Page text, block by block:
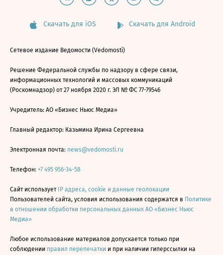
Скачать для iOS Скачать для Android
Сетевое издание Ведомости (Vedomosti)
Решение Федеральной службы по надзору в сфере связи,
информационных технологий и массовых коммуникаций
(Роскомнадзор) от 27 ноября 2020 г. ЭЛ № ФС 77-79546
Учредитель: АО «Бизнес Ньюс Медиа»
Главный редактор: Казьмина Ирина Сергеевна
Электронная почта: news@vedomosti.ru
Телефон: +7 495 956-34-58
Сайт использует IP адреса, cookie и данные геолокации
Пользователей сайта, условия использования содержатся в Политике
в отношении обработки персональных данных АО «Бизнес Ньюс
Медиа»
Любое использование материалов допускается только при
соблюдении правил перепечатки и при наличии гиперссылки на